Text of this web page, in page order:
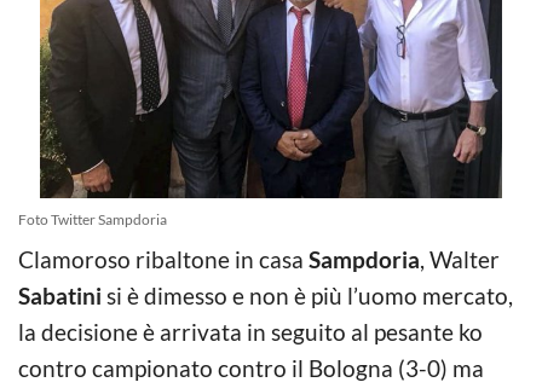
Foto Twitter Sampdoria
Clamoroso ribaltone in casa Sampdoria, Walter
Sabatini si è dimesso e non è più l’uomo mercato,
la decisione è arrivata in seguito al pesante ko
contro campionato contro il Bologna (3-0) ma